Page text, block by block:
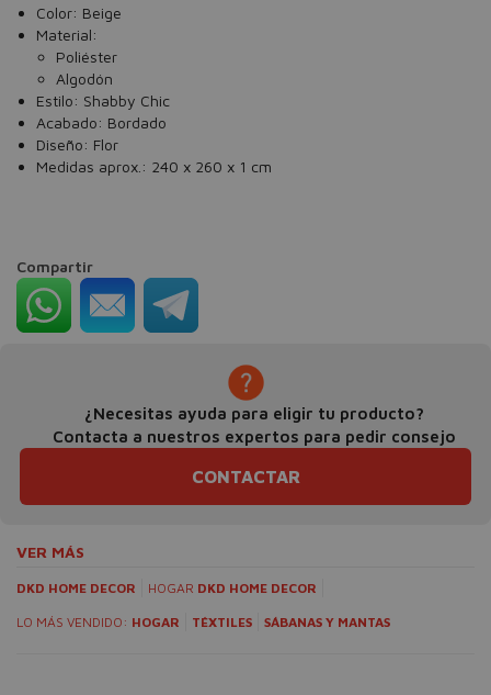
Color: Beige
Material:
Poliéster
Algodón
Estilo: Shabby Chic
Acabado: Bordado
Diseño: Flor
Medidas aprox.: 240 x 260 x 1 cm
Compartir
¿Necesitas ayuda para eligir tu producto?
Contacta a nuestros expertos para pedir consejo
CONTACTAR
VER MÁS
DKD HOME DECOR HOGAR DKD HOME DECOR
LO MÁS VENDIDO: HOGAR TÉXTILES SÁBANAS Y MANTAS